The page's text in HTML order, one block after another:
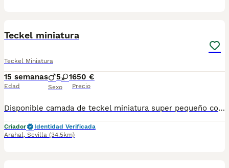
Teckel miniatura
Teckel Miniatura
15 semanas
Edad
5 1
Sexo
650 €
Precio
Disponible camada de teckel miniatura super pequeño con unos colores super exclusivo están vacunados desparasitado y con la cartilla del veterinario enviamos a toda España con posibilidad de contrareembolso llámanos y te informamos criado en ambiente familiar
Criador
Identidad Verificada
Arahal, Sevilla (34.5km)